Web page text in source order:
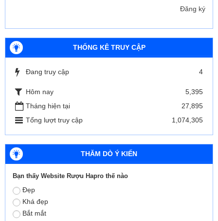
Đăng ký
THỐNG KÊ TRUY CẬP
Đang truy cập 4
Hôm nay
5,395
Tháng hiện tại
27,895
Tổng lượt truy cập
1,074,305
THĂM DÒ Ý KIẾN
Bạn thấy Website Rượu Hapro thế nào
Đẹp
Khá đẹp
Bắt mắt